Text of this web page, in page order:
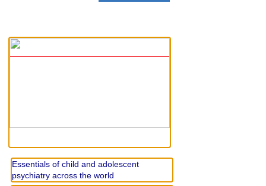
Essentials of child and adolescent
psychiatry across the world